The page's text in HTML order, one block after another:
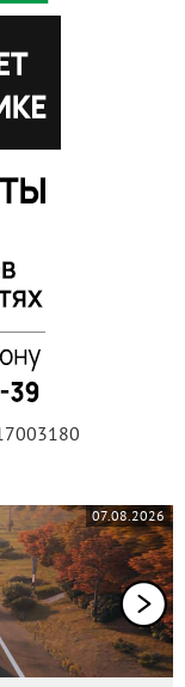
07.08.2026